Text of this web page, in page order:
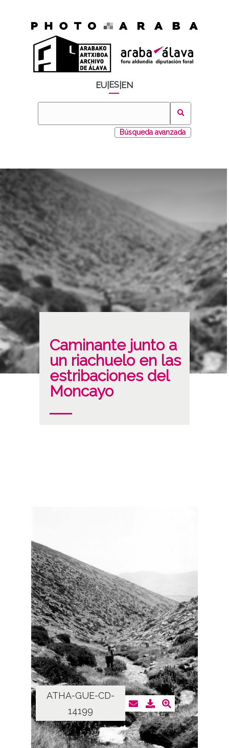
EU ES EN
Búsqueda avanzada
Caminante junto a
un riachuelo en las
estribaciones del
Moncayo
ATHA-GUE-CD-
14199